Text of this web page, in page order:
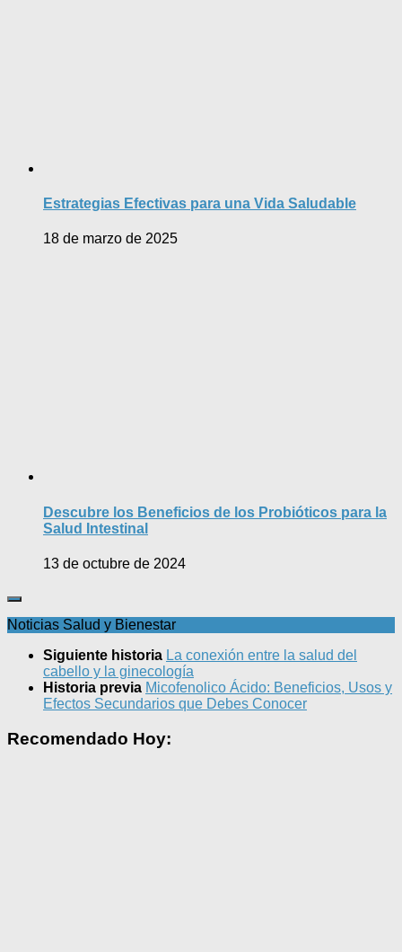
Estrategias Efectivas para una Vida Saludable
18 de marzo de 2025
Descubre los Beneficios de los Probióticos para la
Salud Intestinal
13 de octubre de 2024
Noticias Salud y Bienestar
Siguiente historia La conexión entre la salud del
cabello y la ginecología
Historia previa Micofenolico Ácido: Beneficios, Usos y
Efectos Secundarios que Debes Conocer
Recomendado Hoy: